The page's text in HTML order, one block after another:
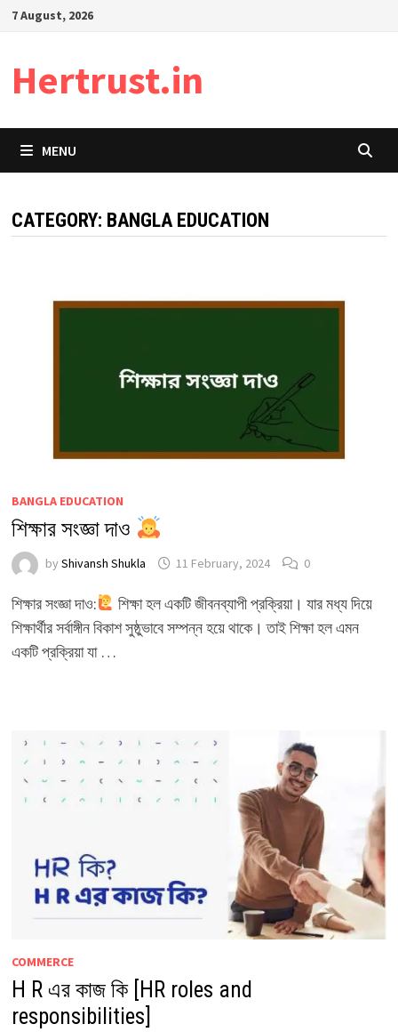
Skip7 August, 2026
Hertrust.in
MENU
CATEGORY: BANGLA EDUCATION
BANGLA EDUCATION
শিক্ষার সংজ্ঞা দাও
by Shivansh Shukla 11 February, 2024 0
শিক্ষার সংজ্ঞা দাও:
শিক্ষা হল একটি জীবনব্যাপী প্রক্রিয়া। যার মধ্য দিয়ে
শিক্ষার্থীর সর্বাঙ্গীন বিকাশ সুষ্ঠুভাবে সম্পন্ন হয়ে থাকে। তাই শিক্ষা হল এমন
একটি প্রক্রিয়া যা …
COMMERCE
H R এর কাজ কি [HR roles and
responsibilities]